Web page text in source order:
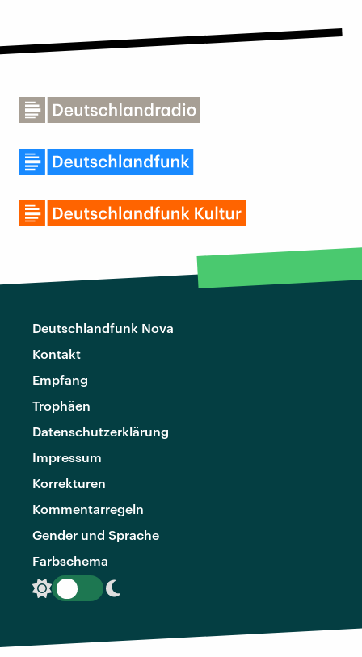
Deutschlandfunk Nova
Kontakt
Empfang
Trophäen
Datenschutzerklärung
Impressum
Korrekturen
Kommentarregeln
Gender und Sprache
Farbschema